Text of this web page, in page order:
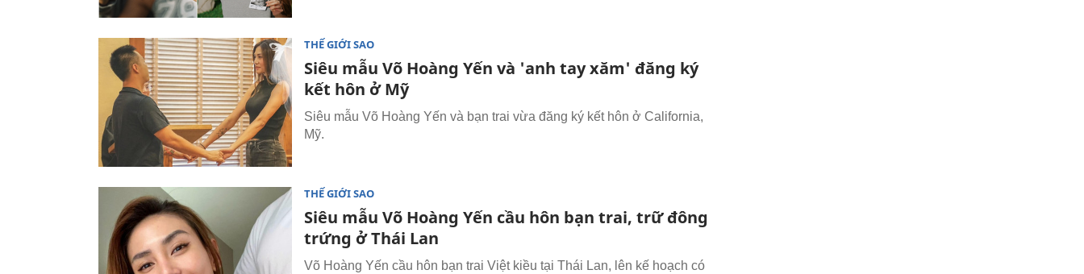
THẾ GIỚI SAO
Siêu mẫu Võ Hoàng Yến và 'anh tay xăm' đăng ký
kết hôn ở Mỹ
Siêu mẫu Võ Hoàng Yến và bạn trai vừa đăng ký kết hôn ở California,
Mỹ.
THẾ GIỚI SAO
Siêu mẫu Võ Hoàng Yến cầu hôn bạn trai, trữ đông
trứng ở Thái Lan
Võ Hoàng Yến cầu hôn bạn trai Việt kiều tại Thái Lan, lên kế hoạch có